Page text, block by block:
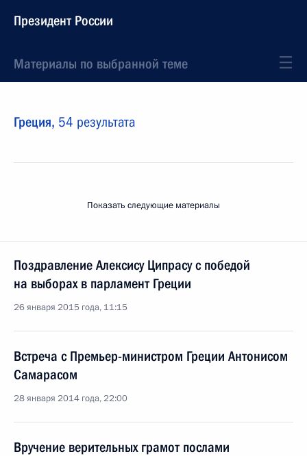
Президент России
Материалы по выбранной теме
Греция, 54 результата
Показать следующие материалы
Поздравление Алексису Ципрасу с победой
на выборах в парламент Греции
26 января 2015 года, 11:15
Встреча с Премьер-министром Греции Антонисом
Самарасом
28 января 2014 года, 22:00
Вручение верительных грамот послами